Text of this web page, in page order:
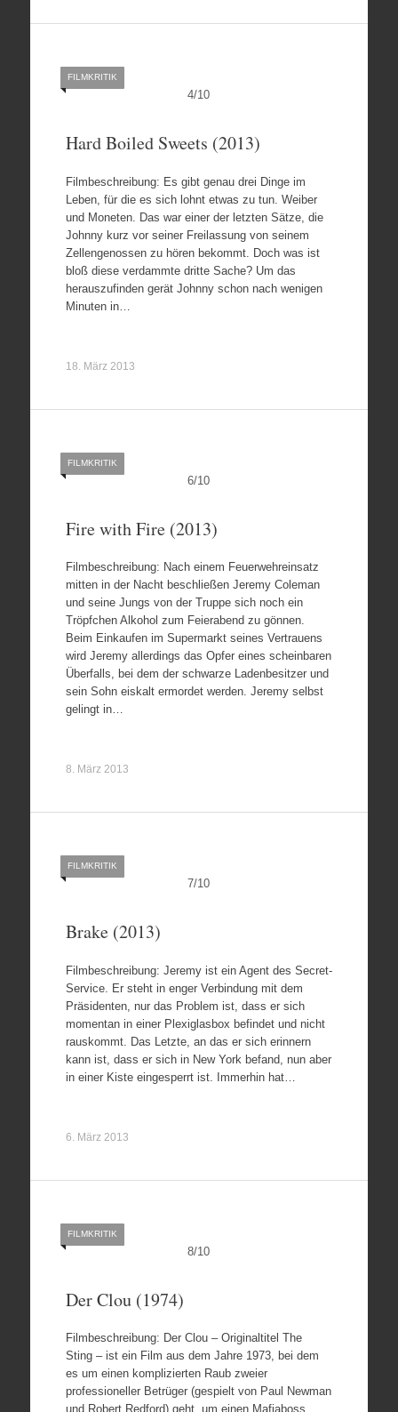
4/10
FILMKRITIK
Hard Boiled Sweets (2013)
Filmbeschreibung: Es gibt genau drei Dinge im
Leben, für die es sich lohnt etwas zu tun. Weiber
und Moneten. Das war einer der letzten Sätze, die
Johnny kurz vor seiner Freilassung von seinem
Zellengenossen zu hören bekommt. Doch was ist
bloß diese verdammte dritte Sache? Um das
herauszufinden gerät Johnny schon nach wenigen
Minuten in…
18. März 2013
6/10
FILMKRITIK
Fire with Fire (2013)
Filmbeschreibung: Nach einem Feuerwehreinsatz
mitten in der Nacht beschließen Jeremy Coleman
und seine Jungs von der Truppe sich noch ein
Tröpfchen Alkohol zum Feierabend zu gönnen.
Beim Einkaufen im Supermarkt seines Vertrauens
wird Jeremy allerdings das Opfer eines scheinbaren
Überfalls, bei dem der schwarze Ladenbesitzer und
sein Sohn eiskalt ermordet werden. Jeremy selbst
gelingt in…
8. März 2013
7/10
FILMKRITIK
Brake (2013)
Filmbeschreibung: Jeremy ist ein Agent des Secret-
Service. Er steht in enger Verbindung mit dem
Präsidenten, nur das Problem ist, dass er sich
momentan in einer Plexiglasbox befindet und nicht
rauskommt. Das Letzte, an das er sich erinnern
kann ist, dass er sich in New York befand, nun aber
in einer Kiste eingesperrt ist. Immerhin hat…
6. März 2013
8/10
FILMKRITIK
Der Clou (1974)
Filmbeschreibung: Der Clou – Originaltitel The
Sting – ist ein Film aus dem Jahre 1973, bei dem
es um einen komplizierten Raub zweier
professioneller Betrüger (gespielt von Paul Newman
und Robert Redford) geht, um einen Mafiaboss